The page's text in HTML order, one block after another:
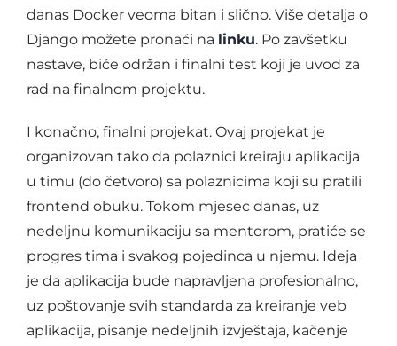
danas Docker veoma bitan i slično. Više detalja o
Django možete pronaći na linku. Po zavšetku
nastave, biće održan i finalni test koji je uvod za
rad na finalnom projektu.
I konačno, finalni projekat. Ovaj projekat je
organizovan tako da polaznici kreiraju aplikacija
u timu (do četvoro) sa polaznicima koji su pratili
frontend obuku. Tokom mjesec danas, uz
nedeljnu komunikaciju sa mentorom, pratiće se
progres tima i svakog pojedinca u njemu. Ideja
je da aplikacija bude napravljena profesionalno,
uz poštovanje svih standarda za kreiranje veb
aplikacija, pisanje nedeljnih izvještaja, kačenje